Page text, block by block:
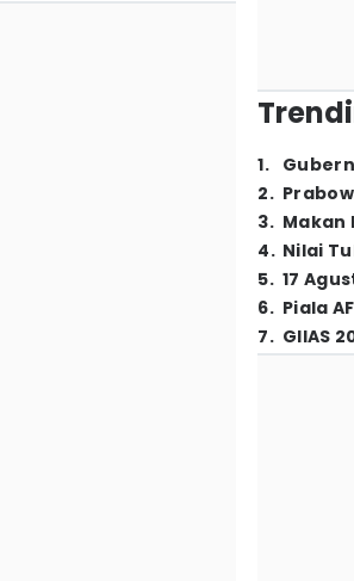
1.
2.
3. Makan
4. Nilai
5. 17
6. Piala
7. GIIAS